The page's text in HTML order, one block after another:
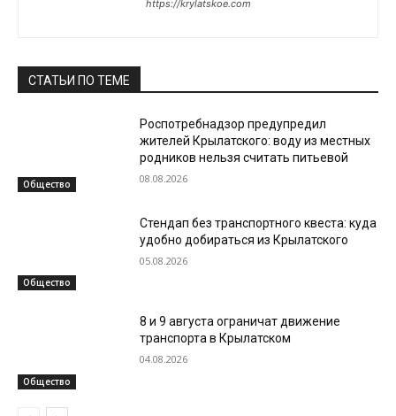
https://krylatskoe.com
СТАТЬИ ПО ТЕМЕ
Общество
Роспотребнадзор предупредил
жителей Крылатского: воду из местных
родников нельзя считать питьевой
08.08.2026
Общество
Стендап без транспортного квеста: куда
удобно добираться из Крылатского
05.08.2026
Общество
8 и 9 августа ограничат движение
транспорта в Крылатском
04.08.2026